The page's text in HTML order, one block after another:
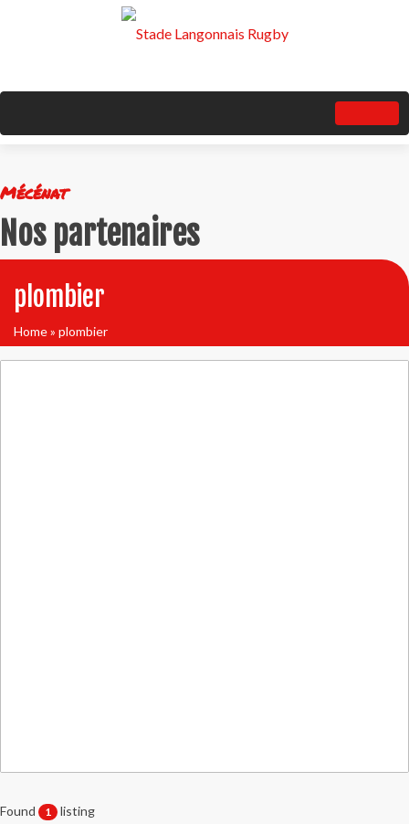
Mécénat
Nos partenaires
plombier
Home» plombier
Found 1 listing